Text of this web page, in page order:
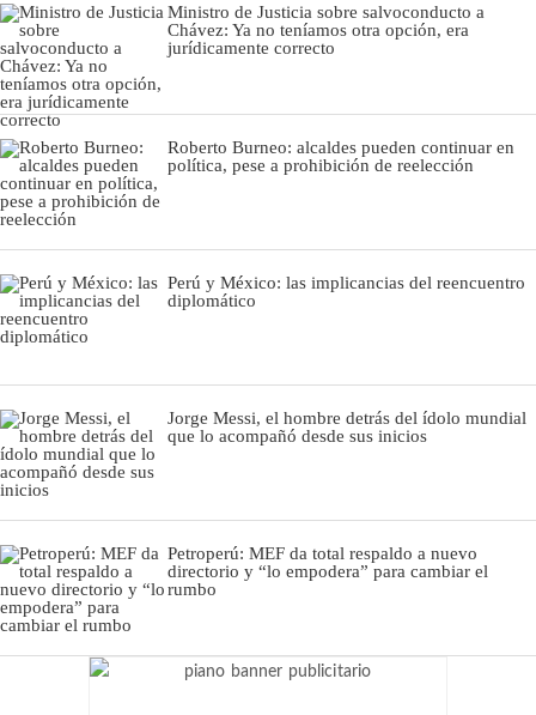
Ministro de Justicia sobre salvoconducto a
Chávez: Ya no teníamos otra opción, era
jurídicamente correcto
Roberto Burneo: alcaldes pueden continuar en
política, pese a prohibición de reelección
Perú y México: las implicancias del reencuentro
diplomático
Jorge Messi, el hombre detrás del ídolo mundial
que lo acompañó desde sus inicios
Petroperú: MEF da total respaldo a nuevo
directorio y “lo empodera” para cambiar el
rumbo